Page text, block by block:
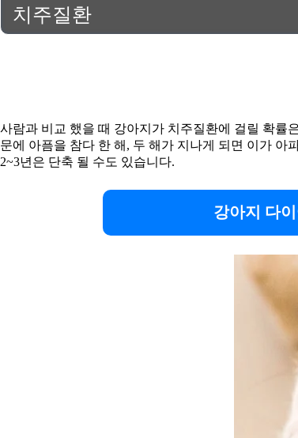
치주질환
사람과 비교 했을 때 강아지가 치주질환에 걸릴 확률
문에 아픔을 참다 한 해, 두 해가 지나게 되면 이가 아
2~3년은 단축 될 수도 있습니다.
강아지 다